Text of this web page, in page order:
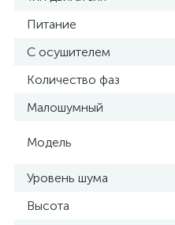
Питание
С осушителем
Количество фаз
Малошумный
Модель
Уровень шума
Высота